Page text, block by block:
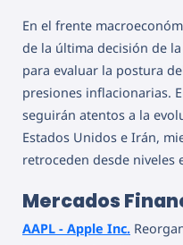
En el frente
de la última decisión de la
para evaluar la postura
presiones inflacionarias.
seguirán atentos a la
Estados Unidos e Irán,
retroceden desde niveles
Mercados
AAPL - Apple Inc.